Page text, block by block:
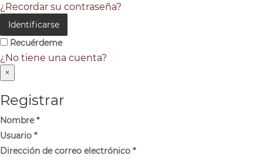
¿Recordar su contraseña?
Identificarse
Recuérdeme
¿No tiene una cuenta?
×
Registrar
Nombre*
Usuario *
Dirección de correo electrónico *